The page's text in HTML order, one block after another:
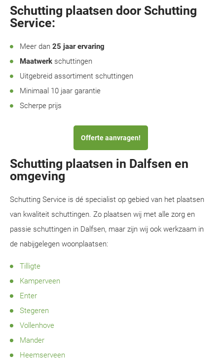
Schutting plaatsen door Schutting
Service:
Meer dan 25 jaar ervaring
Maatwerk schuttingen
Uitgebreid assortiment schuttingen
Minimaal 10 jaar garantie
Scherpe prijs
Offerte aanvragen!
Schutting plaatsen in Dalfsen en
omgeving
Schutting Service is dé specialist op gebied van het plaatsen
van kwaliteit schuttingen. Zo plaatsen wij met alle zorg en
passie schuttingen in Dalfsen, maar zijn wij ook werkzaam in
de nabijgelegen woonplaatsen:
Tilligte
Kamperveen
Enter
Stegeren
Vollenhove
Mander
Heemserveen